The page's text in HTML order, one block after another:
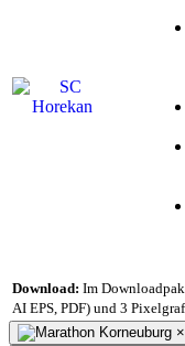
Download: Im
AI EPS, PDF) und 3
×